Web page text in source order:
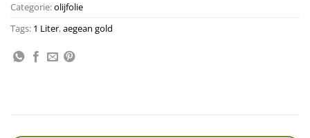
Categorie:olijfolie
Tags: 1 Liter,aegean gold